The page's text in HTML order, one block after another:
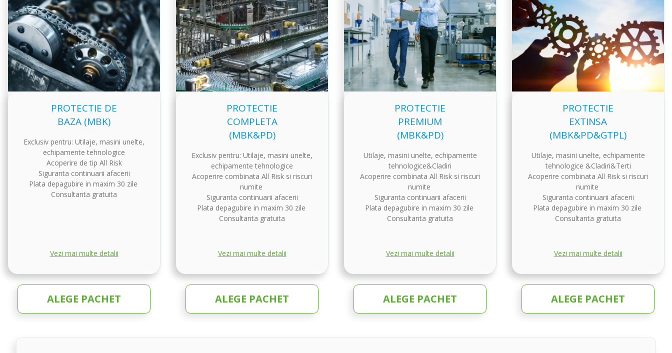
PROTECTIE DE
BAZA (MBK)
Exclusiv pentru: Utilaje, masini unelte,
echipamente tehnologice
Acoperire de tip All Risk
Siguranta continuarii afacerii
Plata depagubire in maxim 30 zile
Consultanta gratuita
Vezi mai multe detalii
ALEGE PACHET
PROTECTIE
COMPLETA
(MBK&PD)
Exclusiv pentru: Utilaje, masini unelte,
echipamente tehnologice
Acoperire combinata All Risk si riscuri
numite
Siguranta continuarii afacerii
Plata depagubire in maxim 30 zile
Consultanta gratuita
Vezi mai multe detalii
ALEGE PACHET
PROTECTIE
PREMIUM
(MBK&PD)
Utilaje, masini unelte, echipamente
tehnologice&Cladiri
Acoperire combinata All Risk si riscuri
numite
Siguranta continuarii afacerii
Plata depagubire in maxim 30 zile
Consultanta gratuita
Vezi mai multe detalii
ALEGE PACHET
PROTECTIE
EXTINSA
(MBK&PD&GTPL)
Utilaje, masini unelte, echipamente
tehnologice &Cladiri&Terti
Acoperire combinata All Risk si riscuri
numite
Siguranta continuarii afacerii
Plata depagubire in maxim 30 zile
Consultanta gratuita
Vezi mai multe detalii
ALEGE PACHET